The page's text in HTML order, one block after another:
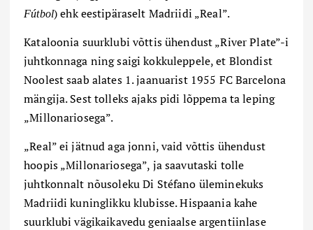
Fútbol) ehk eestipäraselt Madriidi „Real”.
Kataloonia suurklubi võttis ühendust „River Plate”-i
juhtkonnaga ning saigi kokkuleppele, et Blondist
Noolest saab alates 1. jaanuarist 1955 FC Barcelona
mängija. Sest tolleks ajaks pidi lõppema ta leping
„Millonariosega”.
„Real” ei jätnud aga jonni, vaid võttis ühendust
hoopis „Millonariosega”, ja saavutaski tolle
juhtkonnalt nõusoleku Di Stéfano üleminekuks
Madriidi kuninglikku klubisse. Hispaania kahe
suurklubi vägikaikavedu geniaalse argentiinlase